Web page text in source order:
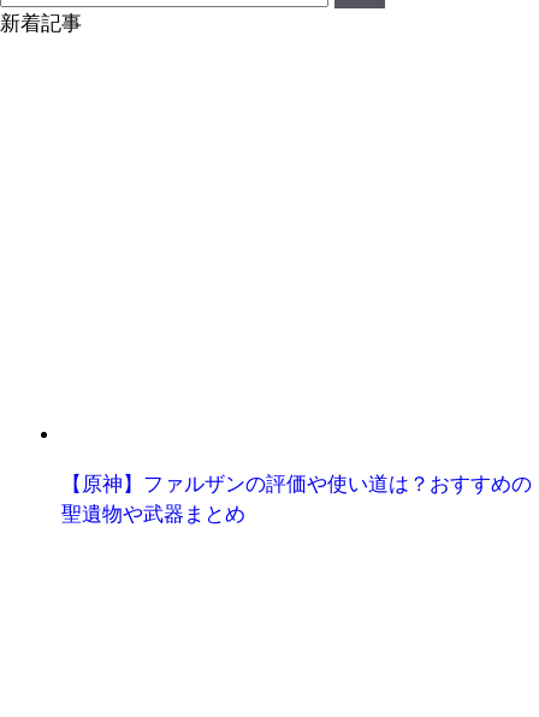
新着記事
【原神】ファルザンの評価や使い道は？おすすめの
聖遺物や武器まとめ